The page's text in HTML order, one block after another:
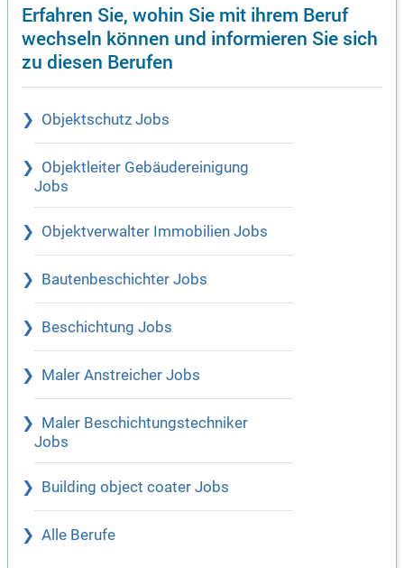
Erfahren Sie, wohin Sie mit ihrem Beruf
wechseln können und informieren Sie sich
zu diesen Berufen
Objektschutz Jobs
Objektleiter Gebäudereinigung
Jobs
Objektverwalter Immobilien Jobs
Bautenbeschichter Jobs
Beschichtung Jobs
Maler Anstreicher Jobs
Maler Beschichtungstechniker
Jobs
Building object coater Jobs
Alle Berufe